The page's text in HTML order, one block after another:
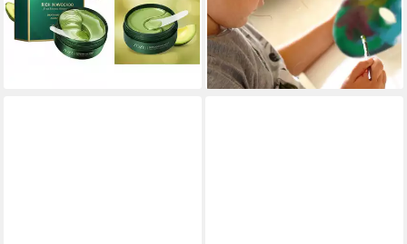
Avocado-Extrakt, Eye Mask.
9,48 € UVP14,99 €
lieferbar - in 3-4 Werktagen bei dir